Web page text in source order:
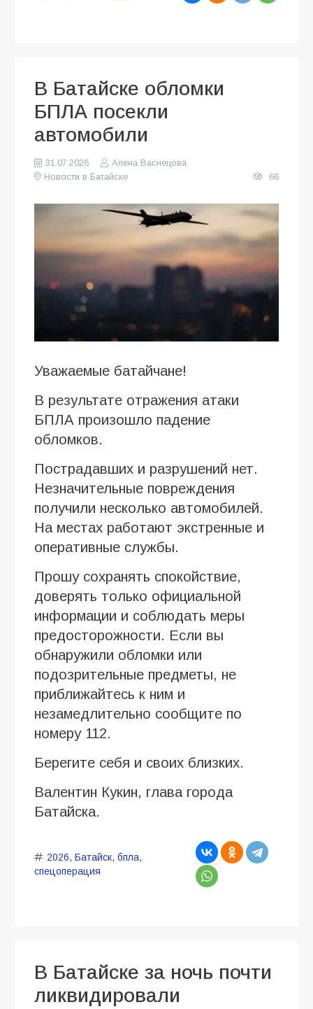
В Батайске обломки
БПЛА посекли
автомобили
31.07.2026
Алена Васнецова
Новости в Батайске
66
Уважаемые батайчане!
В результате отражения атаки
БПЛА произошло падение
обломков.
Пострадавших и разрушений нет.
Незначительные повреждения
получили несколько автомобилей.
На местах работают экстренные и
оперативные службы.
Прошу сохранять спокойствие,
доверять только официальной
информации и соблюдать меры
предосторожности. Если вы
обнаружили обломки или
подозрительные предметы, не
приближайтесь к ним и
незамедлительно сообщите по
номеру 112.
Берегите себя и своих близких.
Валентин Кукин, глава города
Батайска.
2026, Батайск, бпла,
спецоперация
В Батайске за ночь почти
ликвидировали